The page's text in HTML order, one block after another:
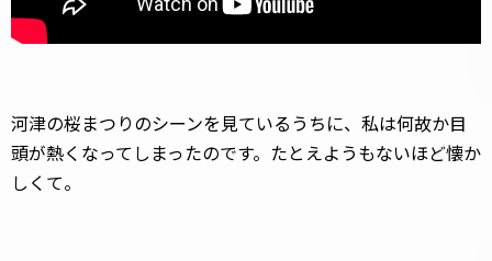
河津の桜まつりのシーンを見ているうちに、私は何故か目
頭が熱くなってしまったのです。たとえようもないほど懐か
しくて。